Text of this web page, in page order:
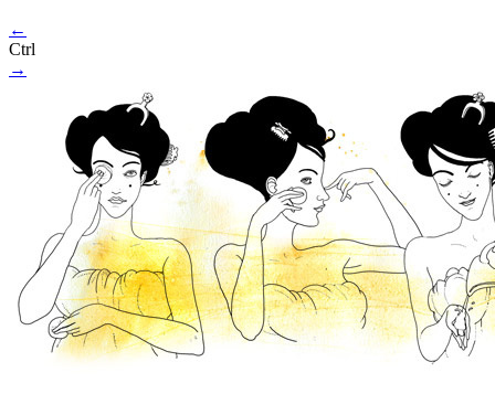
←
Ctrl
→